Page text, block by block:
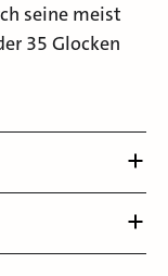
seine meist
35 Glocken